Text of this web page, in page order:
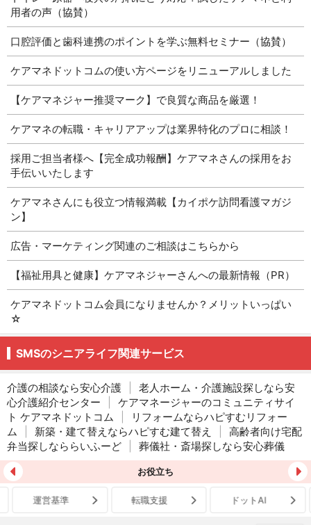
用者の声（協賛）
口腔評価と歯科連携のポイントを学ぶ無料セミナー（協賛）
ケアマネドットコムの使い方ページをリニューアルしました
【ケアマネジャー推奨マーク】で良質な商品を厳選！
ケアマネの転職・キャリアアップは業界特化のプロに相談！
採用ご担当者様へ【完全成功報酬】ケアマネさんの採用をお
手伝いいたします
ケアマネさんにも役立つ情報満載【カイポケ訪問看護マガジ
ン】
広告・マーケティング関連のご相談はこちらから
【福祉用具と健康】ケアマネジャーさんへの最新情報（PR）
ケアマネドットコム会員になりませんか？メリットいっぱい
☆
SMSのシニアライフ関連サービス
介護の相談なら安心介護
老人ホーム・介護施設探しなら安
心介護紹介センター
ケアマネージャーのコミュニティサイ
ト ケアマネドットコム
リフォームならハピすむリフォー
ム
新築・建て替えならハピすむ建て替え
高齢者向け宅配
弁当探しなららいふーど
葬儀社・斎場探しなら安心葬儀
お役立ち
運営基準 転職支援 ドットAI